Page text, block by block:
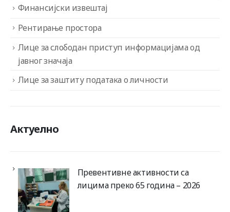
Финансијски извештај
Рентирање простора
Лице за слободан приступ информацијама од
јавног значаја
Лице за заштиту података о личности
Актуелно
Превентивне активности са
лицима преко 65 година – 2026